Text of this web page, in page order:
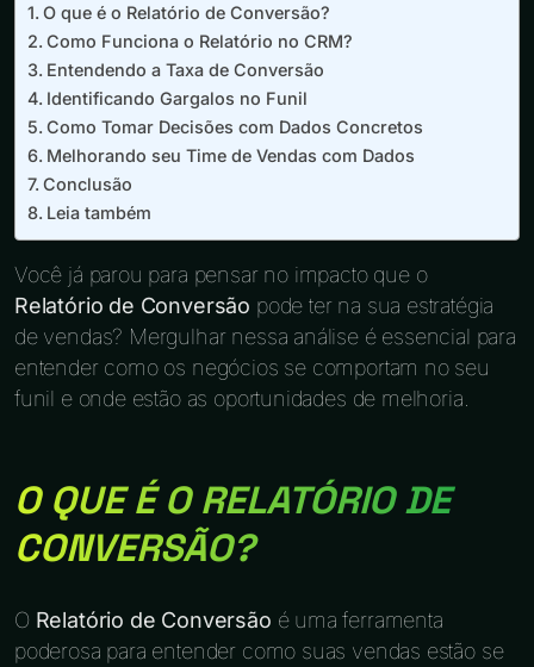
O que é o Relatório de Conversão?
Como Funciona o Relatório no CRM?
Entendendo a Taxa de Conversão
Identificando Gargalos no Funil
Como Tomar Decisões com Dados Concretos
Melhorando seu Time de Vendas com Dados
Conclusão
Leia também
Você já parou para pensar no impacto que o
Relatório de Conversão pode ter na sua estratégia
de vendas? Mergulhar nessa análise é essencial para
entender como os negócios se comportam no seu
funil e onde estão as oportunidades de melhoria.
O QUE É O RELATÓRIO DE
CONVERSÃO?
O Relatório de Conversão é uma ferramenta
poderosa para entender como suas vendas estão se